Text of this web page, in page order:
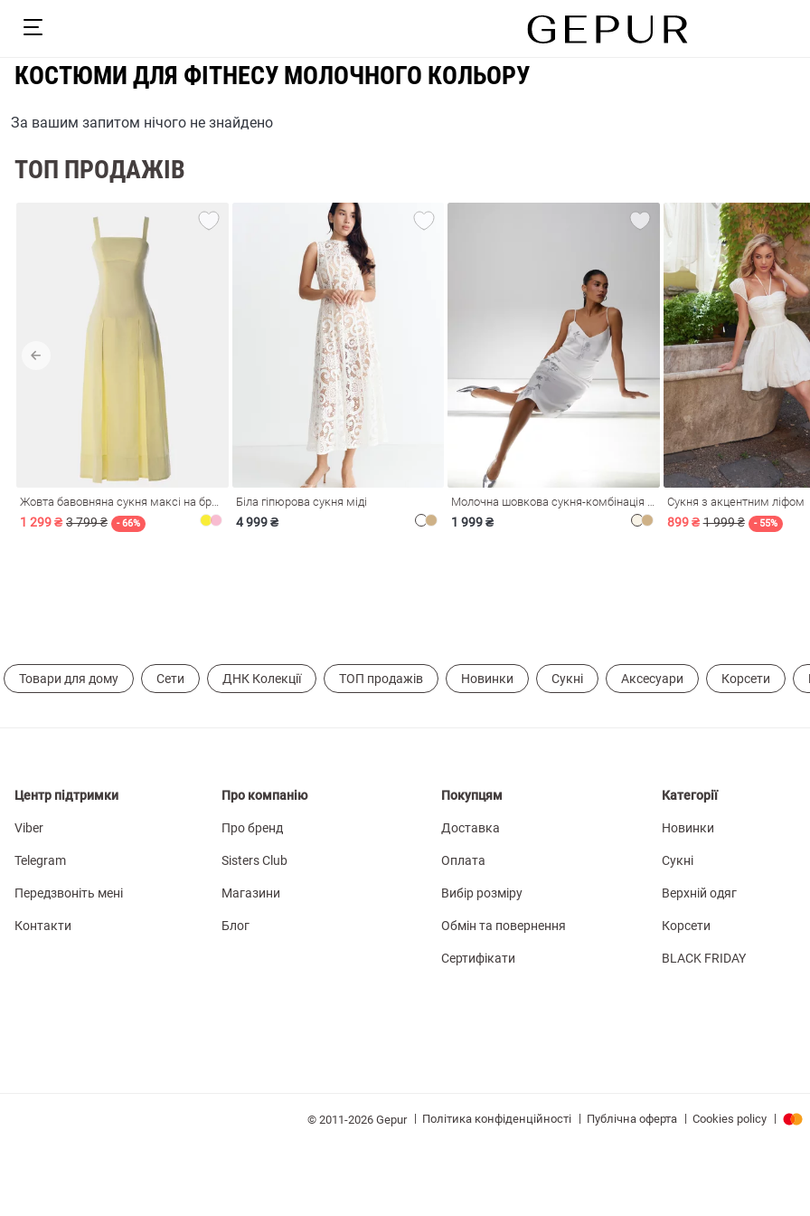
На
КОСТЮМИ ДЛЯ ФІТНЕСУ МОЛОЧНОГО КОЛЬОРУ
За вашим запитом нічого не знайдено
ТОП ПРОДАЖІВ
1 299 ₴ 3 799 ₴ - 66%
Біла гіпюрова сукня міді
4 999 ₴ 1 999 ₴
Сукня з акцентним ліфом
899 ₴ 1 999 ₴ - 55%
Товари для дому Сети ДНК Колекції ТОП продажів Новинки Сукні Аксесуари Корсети
Центр підтримки
Viber
Telegram
Передзвоніть мені
Контакти
Про компанію
Про бренд
Sisters Club
Магазини
Блог
Покупцям
Доставка
Оплата
Вибір розміру
Обмін та повернення
Сертифікати
Категорії
Новинки
Сукні
Верхній одяг
Корсети
BLACK FRIDAY
© 2011-2026 Gepur | Політика конфіденційності | Публічна оферта | Cookies policy |